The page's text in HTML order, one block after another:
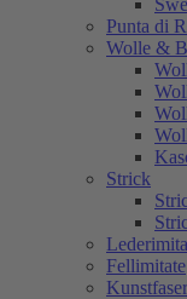
Punta di
Wolle &
Strick
Fellimitate
Kunstfaser